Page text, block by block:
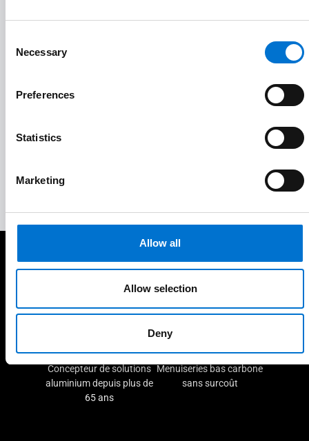
Selection
Necessary
Preferences
Statistics
Marketing
Allow all
Allow selection
Deny
4
5
A vos côtés pour vos projets
Concepteur de solutions
aluminium depuis plus de
65 ans
Menuiseries bas carbone
sans surcoût